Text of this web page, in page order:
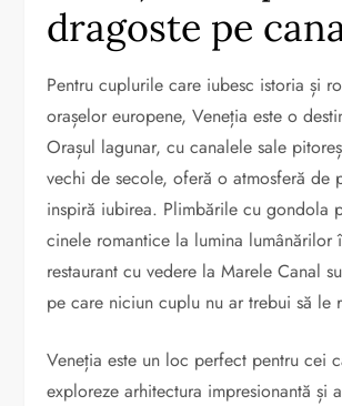
dragoste pe
Pentru cuplurile care iubesc istoria și
orașelor europene, Veneția este o
Orașul lagunar, cu canalele sale
vechi de secole, oferă o atmosferă de
inspiră iubirea. Plimbările cu gondola
cinele romantice la lumina lumânărilor
restaurant cu vedere la Marele Canal
pe care niciun cuplu nu ar trebui să le
Veneția este un loc perfect pentru cei
exploreze arhitectura impresionantă și